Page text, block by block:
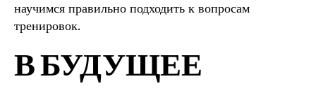
научимся правильно подходить к вопросам
тренировок.
В БУДУЩЕЕ